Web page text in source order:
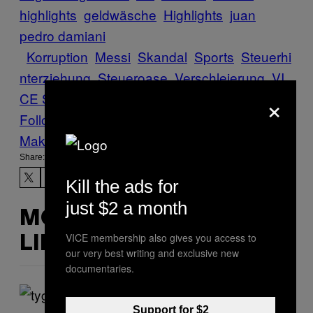
highlights geldwäsche Highlights juan
pedro damiani​
Korruption Messi Skandal Sports Steuerhi
nterziehung Steueroase Verschleierung VI
CE Sports
Follow Us On Discover
Make Us Preferred In Top Stories
Share:
MORE
LIKE THIS
×
Kill the ads for
just $2 a month
VICE membership also gives you access to
our very best writing and exclusive new
documentaries.
Support for $2